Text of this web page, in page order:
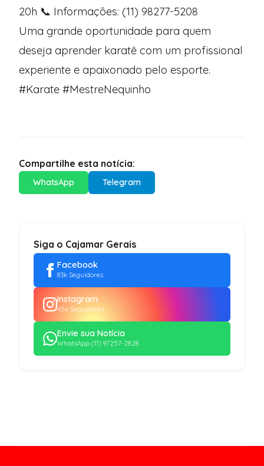
20h 📞 Informações: (11) 98277-5208
Uma grande oportunidade para quem
deseja aprender karatê com um profissional
experiente e apaixonado pelo esporte.
#Karate #MestreNequinho
Compartilhe esta notícia:
WhatsApp Telegram
Siga o Cajamar Gerais
Facebook
83k Seguidores
Instagram
45k Seguidores
Envie sua Notícia
WhatsApp (11) 97257-2828